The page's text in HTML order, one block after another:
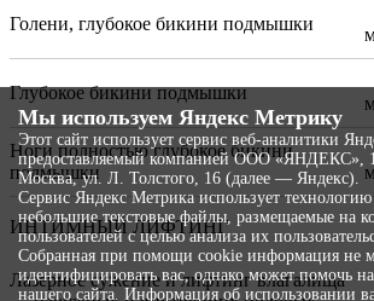
Голени, глубокое бикини подмышки
Глубокое бикини подмышки
Ноги полностью глубокое бикини
подмышки
ИНТИМНЫЙ ЛИФТИНГ
Лазерное сужение и лифтинг влагалища
Мы используем Яндекс Метрику
Этот сайт использует сервис веб-аналитики
предоставляемый компанией ООО «ЯНДЕКС»,
Москва, ул. Л. Толстого, 16 (далее — Яндекс).
Сервис Яндекс Метрика использует
небольшие текстовые файлы, размещаемые на
пользователей с целью анализа их
Собранная при помощи cookie информация не
идентифицировать вас, однако может помочь
нашего сайта. Информация об использовании